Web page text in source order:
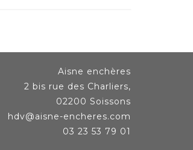
Aisne enchères
2 bis rue des Charliers,
02200 Soissons
hdv@aisne-encheres.com
03 23 53 79 01